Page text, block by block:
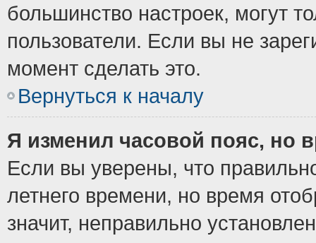
большинство настроек, могут
пользователи. Если вы не
момент сделать это.
Вернуться к началу
Я изменил часовой пояс, но
Если вы уверены, что
летнего времени, но время
значит, неправильно